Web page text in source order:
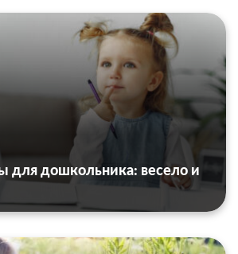
для дошкольника: весело и